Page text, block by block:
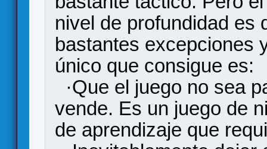
nivel de profundidad es
bastantes excepciones
único que consigue es:
·Que el juego no sea
vende. Es un juego de
de aprendizaje que